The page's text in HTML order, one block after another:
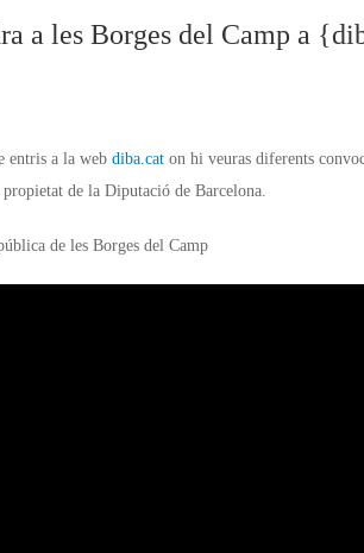
a les Borges del Camp a
entris a la web diba.cat on hi veuras diferents
de la Diputació de Barcelona.
de les Borges del Camp